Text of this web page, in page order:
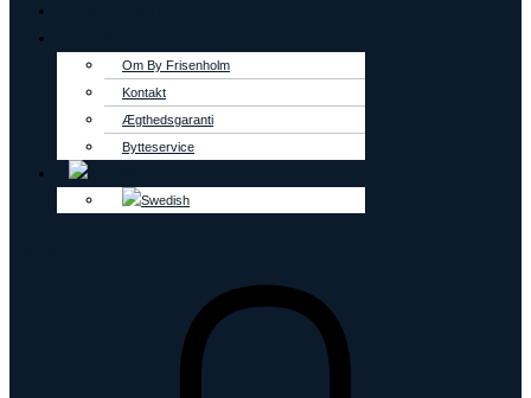
Om By Frisenholm
Kontakt
Ægthedsgaranti
Bytteservice